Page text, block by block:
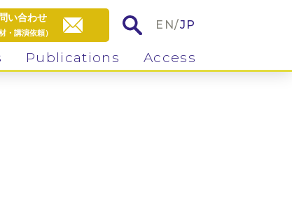
い合わせ
・講演依頼）
EN/JP
Publications Access